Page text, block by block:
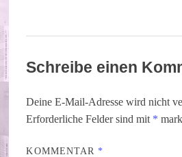
Schreibe einen
Deine E-Mail-Adresse wird nicht
Erforderliche Felder sind mit *
KOMMENTAR *